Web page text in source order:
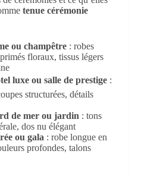
tenue cérémonie
ou champêtre : robes
floraux, tissus légers
luxe ou salle de prestige :
structurées, détails
de mer ou jardin : tons
dos nu élégant
ou gala : robe longue en
profondes, talons